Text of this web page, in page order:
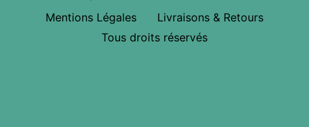
Mentions Légales
Livraisons & Retours
Tous droits réservés